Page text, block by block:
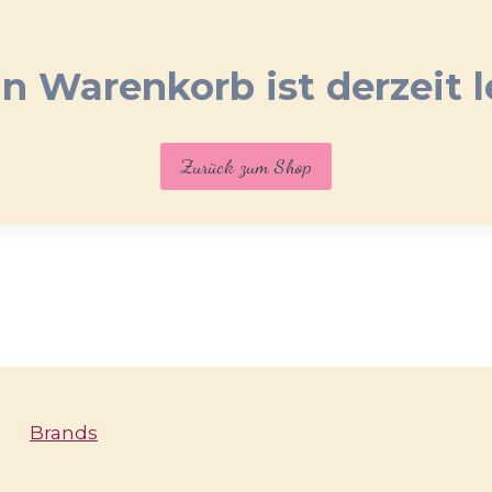
Warenkorb ist derzeit
Zurück zum Shop
Brands